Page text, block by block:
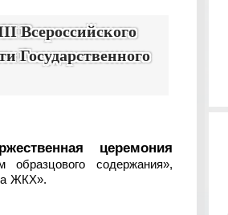
Всероссийского
Государственного
церемония
образцового содержания»,
ЖКХ».